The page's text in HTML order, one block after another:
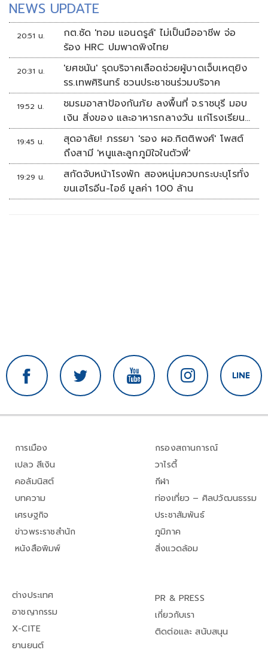
NEWS UPDATE
20:51 น.
กต.ซัด 'ทอม แอนดรูส์' ไม่เป็นมืออาชีพ จ่อ
ร้อง HRC ปมพาดพิงไทย
20:31 น.
'ยศชนัน' รุดบริจาคเลือดช่วยผู้บาดเจ็บเหตุยิง
รร.เทพศิรินทร์ ชวนประชาชนร่วมบริจาค
19:52 น.
ชมรมอาสาป้องกันภัย ลงพื้นที่ จ.ราชบุรี มอบ
เงิน สิ่งของ และอาหารกลางวัน แก่โรงเรียน
บ้านหนองน้ำใส
19:45 น.
สุดอาลัย! ภรรยา 'รอง ผอ.กิตติพงศ์' โพสต์
ถึงสามี 'หนูและลูกภูมิใจในตัวพี่'
19:29 น.
สกัดจับหน้าโรงพัก สองหนุ่มควบกระบะบุโรทั่ง
ขนเฮโรอีน-ไอซ์ มูลค่า 100 ล้าน
การเมือง
เปลว สีเงิน
คอลัมนิสต์
บทความ
เศรษฐกิจ
ข่าวพระราชสำนัก
หนังสือพิมพ์
กรองสถานการณ์
วาไรตี้
กีฬา
ท่องเที่ยว – ศิลปวัฒนธรรม
ประชาสัมพันธ์
ภูมิภาค
สิ่งแวดล้อม
ต่างประเทศ
อาชญากรรม
X-CITE
ยานยนต์
PR & PRESS
เกี่ยวกับเรา
ติดต่อและ สนับสนุน